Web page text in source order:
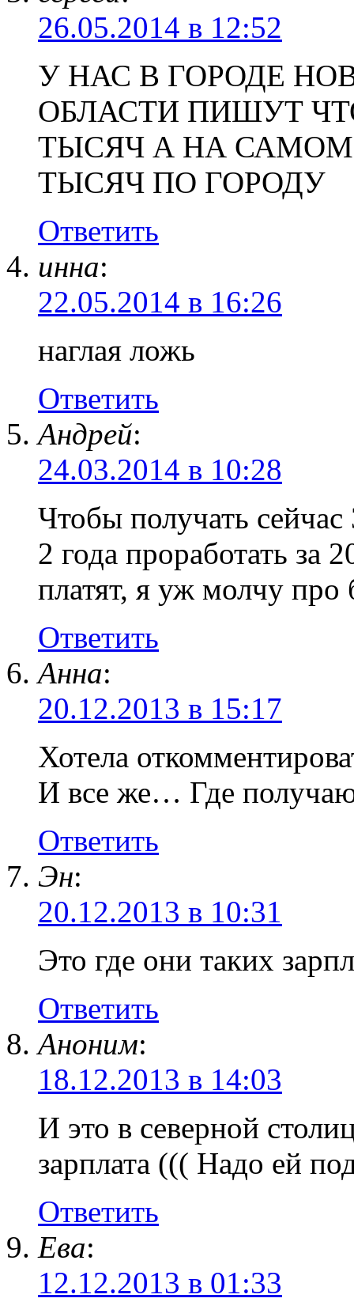
26.05.2014 в 12:52
У НАС В ГОРОДЕ
ОБЛАСТИ ПИШУТ
ТЫСЯЧ А НА САМОМ
ТЫСЯЧ ПО ГОРОДУ
Ответить
инна:
22.05.2014 в 16:26
наглая ложь
Ответить
Андрей:
24.03.2014 в 10:28
Чтобы получать
2 года проработать за
платят, я уж молчу
Ответить
Анна:
20.12.2013 в 15:17
Хотела
И все же… Где
Ответить
Эн:
20.12.2013 в 10:31
Это где они таких
Ответить
Аноним:
18.12.2013 в 14:03
И это в северной
зарплата ((( Надо ей
Ответить
Ева:
12.12.2013 в 01:33